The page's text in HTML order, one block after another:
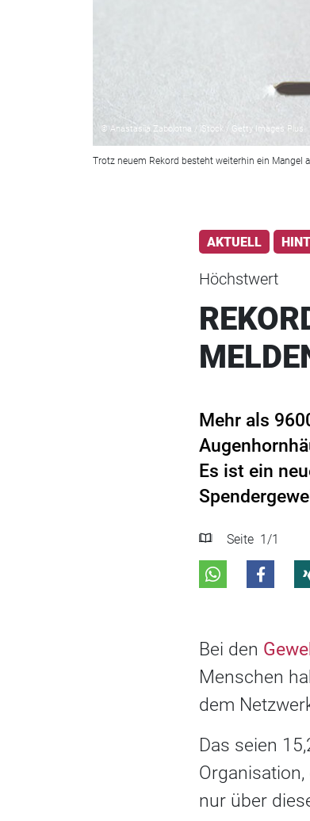
© Anastasiia Zabolotna / iStock / Getty Images Plus
Trotz neuem Rekord besteht weiterhin ein Mangel
AKTUELL
Höchstwert
Mehr als
Es ist ein
Seite 1 /1
Bei den
Menschen
dem
Das seien
nur über